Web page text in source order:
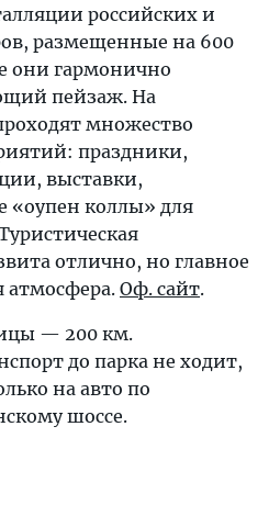
российских и
размещенные на 600
они гармонично
пейзаж. На
множество
праздники,
выставки,
«оупен коллы» для
отлично, но главное
атмосфера. Оф. сайт.
— 200 км.
до парка не ходит,
на авто по
шоссе.